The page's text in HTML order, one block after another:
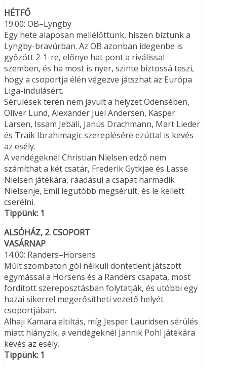
HÉTFŐ
19.00: OB–Lyngby
Egy hete alaposan mellélőttünk, hiszen bíztunk a
Lyngby-bravúrban. Az OB azonban idegenbe is
győzött 2-1-re, előnye hat pont a riválissal
szemben, és ha most is nyer, szinte biztossá teszi,
hogy a csoportja élén végezve játszhat az Európa
Liga-indulásért.
Sérülések terén nem javult a helyzet Odensében,
Oliver Lund, Alexander Juel Andersen, Kasper
Larsen, Issam Jebali, Janus Drachmann, Mart Lieder
és Traik Ibrahimagic szereplésére ezúttal is kevés
az esély.
A vendégeknél Christian Nielsen edző nem
számíthat a két csatár, Frederik Gytkjae és Lasse
Nielsen játékára, ráadásul a csapat harmadik
Nielsenje, Emil legutóbb megsérült, és le kellett
cserélni.
Tippünk: 1
ALSÓHÁZ, 2. CSOPORT
VASÁRNAP
14.00: Randers–Horsens
Múlt szombaton gól nélküli döntetlent játszott
egymással a Horsens és a Randers csapata, most
fordított szereposztásban folytatják, és utóbbi egy
hazai sikerrel megerősítheti vezető helyét
csoportjában.
Alhaji Kamara eltiltás, míg Jesper Lauridsen sérülés
miatt hiányzik, a vendégeknél Jannik Pohl játékára
kevés az esély.
Tippünk: 1